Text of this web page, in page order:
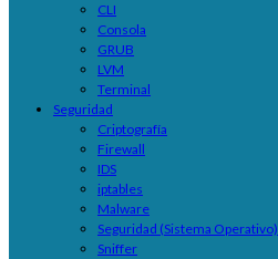
CLI
Consola
GRUB
LVM
Terminal
Seguridad
Criptografía
Firewall
IDS
iptables
Malware
Seguridad (Sistema Operativo)
Sniffer